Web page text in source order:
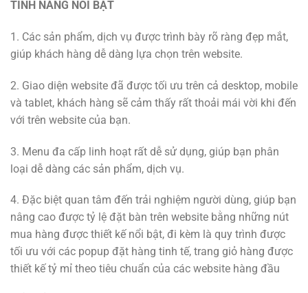
TÍNH NĂNG NỔI BẬT
1. Các sản phẩm, dịch vụ được trình bày rõ ràng đẹp mắt,
giúp khách hàng dễ dàng lựa chọn trên website.
2. Giao diện website đã được tối ưu trên cả desktop, mobile
và tablet, khách hàng sẽ cảm thấy rất thoải mái vời khi đến
với trên website của bạn.
3. Menu đa cấp linh hoạt rất dễ sử dụng, giúp bạn phân
loại dễ dàng các sản phẩm, dịch vụ.
4. Đặc biệt quan tâm đến trải nghiệm người dùng, giúp bạn
nâng cao được tỷ lệ đặt bàn trên website bằng những nút
mua hàng được thiết kế nổi bật, đi kèm là quy trình được
tối ưu với các popup đặt hàng tinh tế, trang giỏ hàng được
thiết kế tỷ mỉ theo tiêu chuẩn của các website hàng đầu